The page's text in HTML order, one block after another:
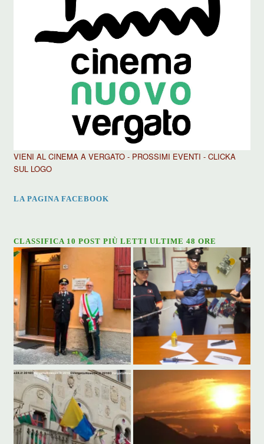
VIENI AL CINEMA A VERGATO - PROSSIMI EVENTI - CLICKA
SUL LOGO
LA PAGINA FACEBOOK
CLASSIFICA 10 POST PIÙ LETTI ULTIME 48 ORE